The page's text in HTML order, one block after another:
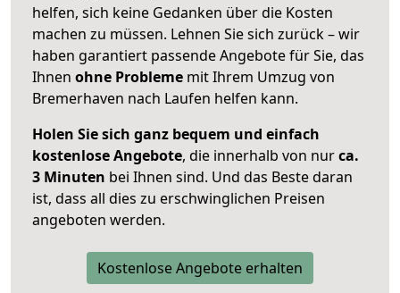
helfen, sich keine Gedanken über die Kosten
machen zu müssen. Lehnen Sie sich zurück – wir
haben garantiert passende Angebote für Sie, das
Ihnen ohne Probleme mit Ihrem Umzug von
Bremerhaven nach Laufen helfen kann.
Holen Sie sich ganz bequem und einfach
kostenlose Angebote, die innerhalb von nurca.
3 Minuten bei Ihnen sind. Und das Beste daran
ist, dass all dies zu erschwinglichen Preisen
angeboten werden.
Kostenlose Angebote erhalten